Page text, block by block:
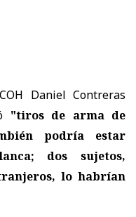
Daniel Contreras
"tiros de arma de
podría estar
dos sujetos,
lo habrían